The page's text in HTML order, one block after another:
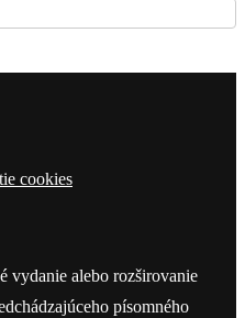
cookies
vydanie alebo rozširovanie
písomného